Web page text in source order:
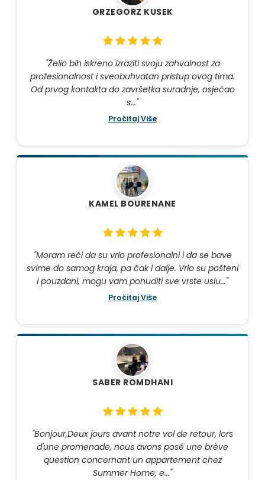
GRZEGORZ KUSEK
"Želio bih iskreno izraziti svoju zahvalnost za
profesionalnost i sveobuhvatan pristup ovog tima.
Od prvog kontakta do završetka suradnje, osjećao
s..."
Pročitaj Više
KAMEL BOURENANE
"Moram reći da su vrlo profesionalni i da se bave
svime do samog kraja, pa čak i dalje. Vrlo su pošteni
i pouzdani, mogu vam ponuditi sve vrste uslu..."
Pročitaj Više
SABER ROMDHANI
"Bonjour,Deux jours avant notre vol de retour, lors
d'une promenade, nous avons posé une brève
question concernant un appartement chez
Summer Home, e..."